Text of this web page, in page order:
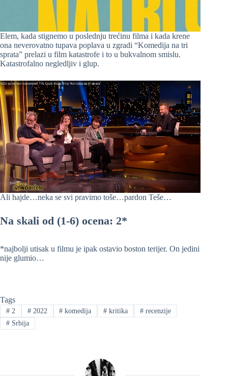
Elem, kada stignemo u poslednju trećinu filma i kada krene
ona neverovatno tupava poplava u zgradi “Komedija na tri
sprata” prelazi u film katastrofe i to u bukvalnom smislu.
Katastrofalno negledljiv i glup.
Ali hajde…neka se svi pravimo toše…pardon Teše…
Na skali od (1-6) ocena: 2*
*najbolji utisak u filmu je ipak ostavio boston terijer. On jedini
nije glumio…
Tags
#2 #2022 # komedija # kritika # recenzije
#Srbija